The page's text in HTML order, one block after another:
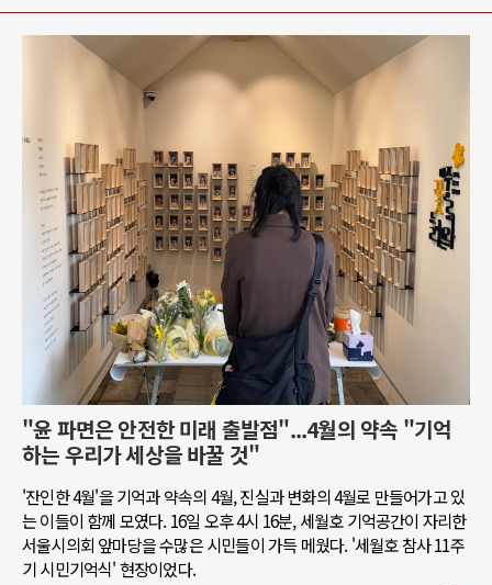
"윤 파면은 안전한 미래 출발점"...4월의 약속 "기억
하는 우리가 세상을 바꿀 것"
'잔인한 4월'을 기억과 약속의 4월, 진실과 변화의 4월로 만들어가고 있
는 이들이 함께 모였다. 16일 오후 4시 16분, 세월호 기억공간이 자리한
서울시의회 앞마당을 수많은 시민들이 가득 메웠다. '세월호 참사 11주
기 시민기억식' 현장이었다.